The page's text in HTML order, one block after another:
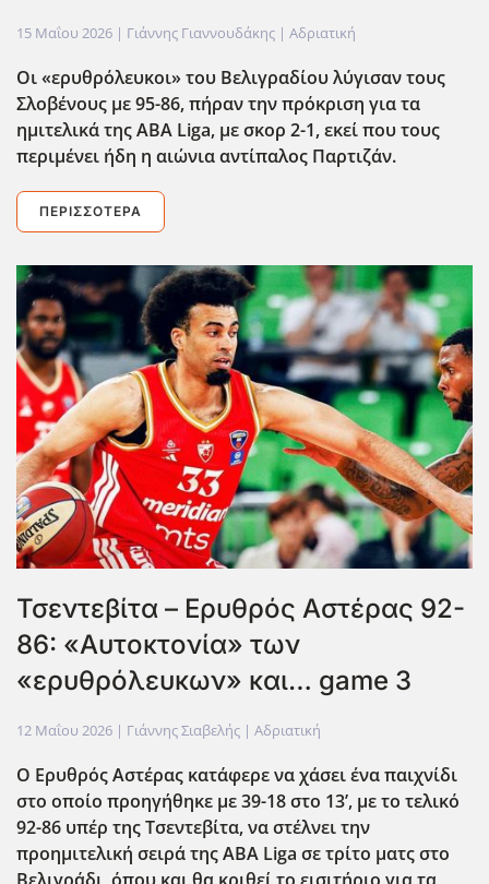
15 Μαΐου 2026 | Γιάννης Γιαννουδάκης | Αδριατική
Οι «ερυθρόλευκοι» του Βελιγραδίου λύγισαν τους
Σλοβένους με 95-86, πήραν την πρόκριση για τα
ημιτελικά της ABA Liga, με σκορ 2-1, εκεί που τους
περιμένει ήδη η αιώνια αντίπαλος Παρτιζάν.
ΠΕΡΙΣΣΌΤΕΡΑ
Τσεντεβίτα – Ερυθρός Αστέρας 92-
86: «Αυτοκτονία» των
«ερυθρόλευκων» και… game 3
12 Μαΐου 2026 | Γιάννης Σιαβελής | Αδριατική
Ο Ερυθρός Αστέρας κατάφερε να χάσει ένα παιχνίδι
στο οποίο προηγήθηκε με 39-18 στο 13’, με το τελικό
92-86 υπέρ της Τσεντεβίτα, να στέλνει την
προημιτελική σειρά της ABA Liga σε τρίτο ματς στο